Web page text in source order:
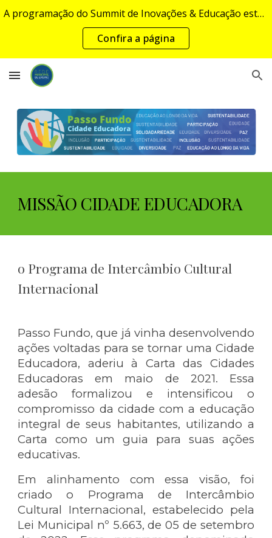
Skip to main content Skip to navigation
A programação do Summit de Inovações & Educação estará disponível em breve...
Confira a página
MISSÃO CIDADE EDUCADORA
o Programa de Intercâmbio Cultural
Internacional
Passo Fundo, que já vinha desenvolvendo
ações voltadas para se tornar uma Cidade
Educadora, aderiu à Carta das Cidades
Educadoras em maio de 2021. Essa
adesão formalizou e intensificou o
compromisso da cidade com a educação
integral de seus habitantes, utilizando a
Carta como um guia para suas ações
educativas.
Em alinhamento com essa visão, foi
criado o Programa de Intercâmbio
Cultural Internacional, estabelecido pela
Lei Municipal nº 5.663, de 05 de setembro